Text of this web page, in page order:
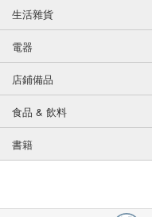
生活雜貨
電器
店鋪備品
食品 & 飲料
書籍